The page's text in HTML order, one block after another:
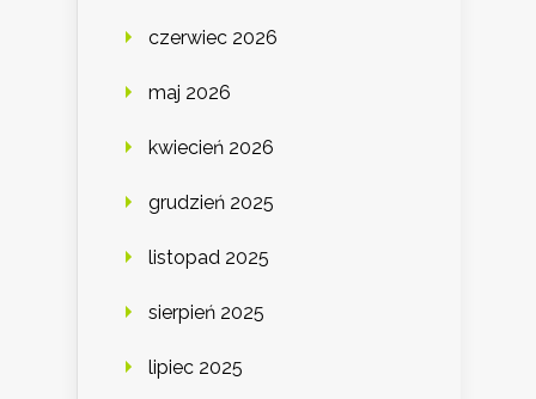
czerwiec 2026
maj 2026
kwiecień 2026
grudzień 2025
listopad 2025
sierpień 2025
lipiec 2025